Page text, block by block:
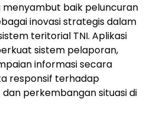
menyambut baik peluncuran
inovasi strategis dalam
teritorial TNI. Aplikasi
sistem pelaporan,
informasi secara
responsif terhadap
perkembangan situasi di